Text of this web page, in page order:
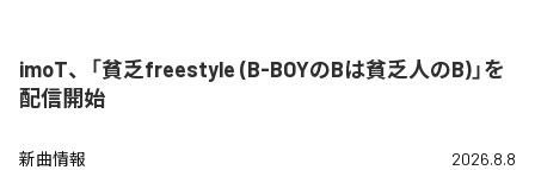
imoT、「貧乏freestyle (B-BOYのBは貧乏人のB)」を
配信開始
新曲情報 2026.8.8